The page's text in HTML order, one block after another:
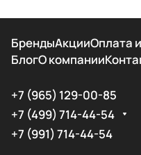
БрендыАкцииОплата
БлогО компании
+7 (965) 129-00-85
+7 (499) 714-44-54
+7 (991) 714-44-54